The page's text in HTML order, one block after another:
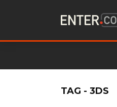
TAG - 3DS